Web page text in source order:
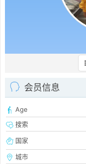
会员信息
Age
搜索
国家
城市